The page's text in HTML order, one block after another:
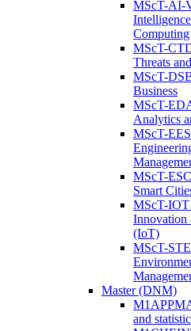
MScT-AI-
Computing
MScT-
Threats
MScT-
Business
MScT-
Analytics
MScT-
MScT-
Smart
MScT-IOT
Innovation
(IoT)
MScT-
Master (DNM)
and